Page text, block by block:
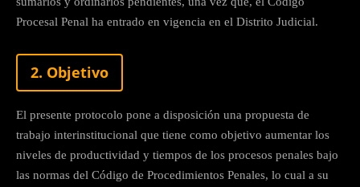
Procesal Penal ha entrado en vigencia en el Distrito Judicial.
2. Objetivo
El presente protocolo pone a disposición una propuesta de
trabajo interinstitucional que tiene como objetivo aumentar los
niveles de productividad y tiempos de los procesos penales bajo
las normas del Código de Procedimientos Penales, lo cual a su